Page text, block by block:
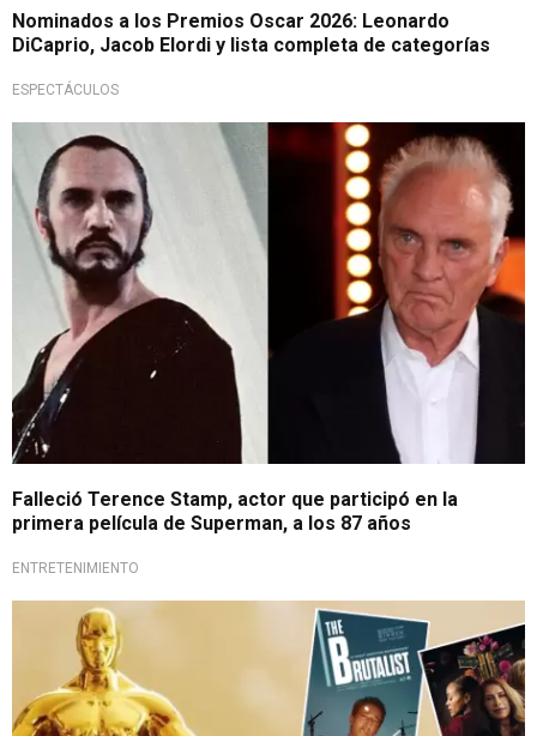
Nominados a los Premios Oscar 2026: Leonardo
DiCaprio, Jacob Elordi y lista completa de categorías
ESPECTÁCULOS
Un icónico villano
Falleció Terence Stamp, actor que participó en la
primera película de Superman, a los 87 años
ENTRETENIMIENTO
Lo mejor del cine